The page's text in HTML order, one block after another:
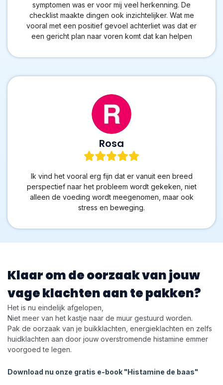
symptomen was er voor mij veel herkenning. De
checklist maakte dingen ook inzichtelijker. Wat me
vooral met een positief gevoel achterliet was dat er
een gericht plan naar voren komt dat kan helpen
Rosa
Ik vind het vooral erg fijn dat er vanuit een breed
perspectief naar het probleem wordt gekeken, niet
alleen de voeding wordt meegenomen, maar ook
stress en beweging.
Klaar om de oorzaak van jouw
vage klachten aan te pakken?
Het is nu eindelijk afgelopen,
Niet meer van het kastje naar de muur gestuurd worden.
Pak de oorzaak van je buikklachten, energieklachten en zelfs
huidklachten aan door jouw overstromende histamine emmer
voorgoed te legen.
Download nu onze gratis e-book "Histamine de baas"